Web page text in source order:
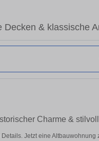
& klassische
Charme &
Jetzt eine Altbauwohnung